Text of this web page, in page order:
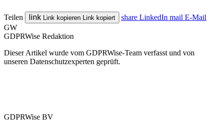
Teilen link Link kopieren Link kopiert share LinkedIn mail E-Mail
GW
GDPRWise Redaktion
Dieser Artikel wurde vom GDPRWise-Team verfasst und von
unseren Datenschutzexperten geprüft.
GDPRWise BV